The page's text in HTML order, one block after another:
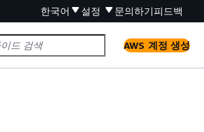
한국어 설정 문의하기피드백
AWS 계정 생성